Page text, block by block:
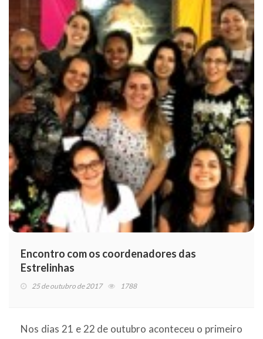
Encontro com os coordenadores das
Estrelinhas
25 de outubro de 2017 1788
Nos dias 21 e 22 de outubro aconteceu o primeiro